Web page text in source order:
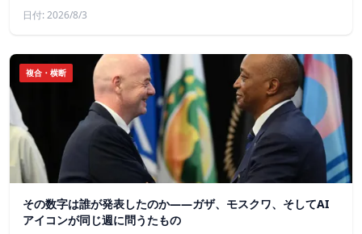
日付: 2026/8/3
複合・横断
その数字は誰が発表したのか——ガザ、モスクワ、そしてAI
アイコンが同じ週に問うたもの